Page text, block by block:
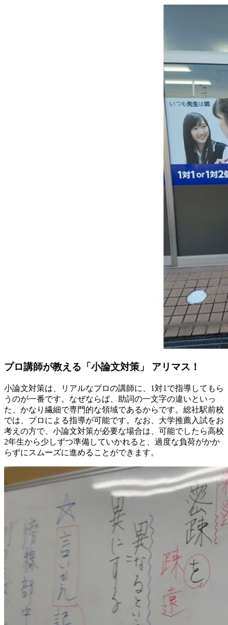
プロ講師が教える「小論文対策」 アリマス！
小論文対策は、リアルなプロの講師に、1対1で指導してもら
うのが一番です。なぜならば、助詞の一文字の違いといっ
た、かなり繊細で専門的な領域であるからです。総社駅前校
では、プロによる指導が可能です。なお、大学推薦入試をお
考えの方で、小論文対策が必要な場合は、可能でしたら高校
2年生から少しずつ準備していかれると、過度な負荷がかか
らずにスムーズに進めることができます。